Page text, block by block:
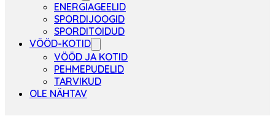
ENERGIAGEELID
SPORDIJOOGID
SPORDITOIDUD
VÖÖD-KOTID
VÖÖD JA KOTID
PEHMEPUDELID
TARVIKUD
OLE NÄHTAV